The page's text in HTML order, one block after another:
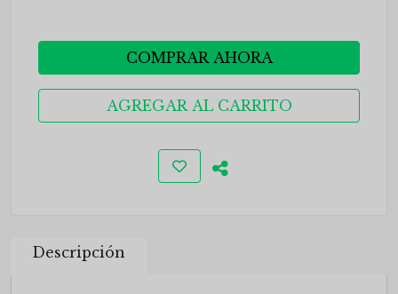
COMPRAR AHORA
AGREGAR AL CARRITO
Descripción